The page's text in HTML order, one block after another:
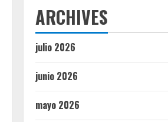
ARCHIVES
julio 2026
junio 2026
mayo 2026